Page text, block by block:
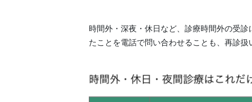
時間外・深夜・休日など、診療時間外の受
たことを電話で問い合わせることも、再診扱